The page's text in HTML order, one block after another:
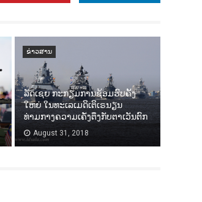
ຂ່າວສານ
ລັດເຊຍ ກະກຽມການຊ້ອມຮົບຄັ້ງ
ໃຫຍ່ ໃນທະເລເມດິເຕິເຣນຽນ
ທ່າມກາງຄວາມເຄັ່ງຕຶງກັບຕາເວັນຕົກ
August 31, 2018